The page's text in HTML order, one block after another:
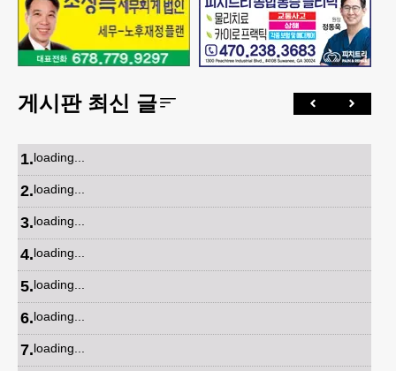
게시판 최신 글
1.loading...
2.loading...
3.loading...
4.loading...
5.loading...
6.loading...
7.loading...